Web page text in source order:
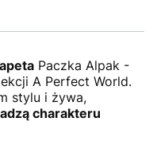
Paczka Alpak -
A Perfect World.
stylu i żywa,
charakteru